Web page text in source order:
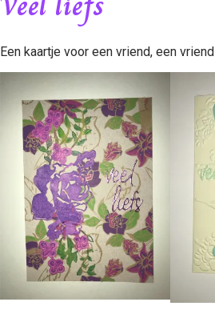
Een kaartje voor een vriend, een